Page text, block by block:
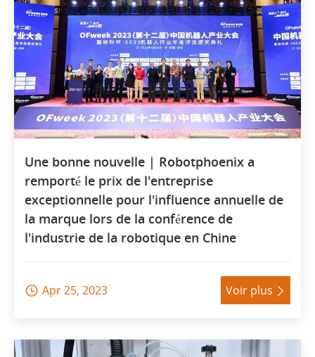
Une bonne nouvelle | Robotphoenix a
remporté le prix de l'entreprise
exceptionnelle pour l'influence annuelle de
la marque lors de la conférence de
l'industrie de la robotique en Chine
 Apr 25, 2023 Voir plus 